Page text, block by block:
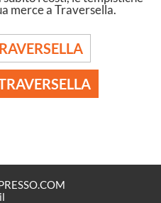
merce a Traversella.